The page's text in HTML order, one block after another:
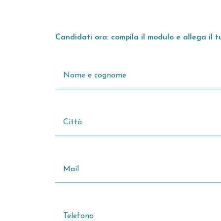
Candidati ora: compila il modulo e allega il